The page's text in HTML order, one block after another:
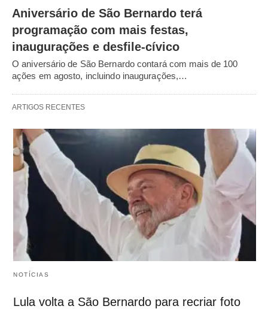
Aniversário de São Bernardo terá
programação com mais festas,
inaugurações e desfile-cívico
O aniversário de São Bernardo contará com mais de 100
ações em agosto, incluindo inaugurações,…
ARTIGOS RECENTES
NOTÍCIAS
Lula volta a São Bernardo para recriar foto